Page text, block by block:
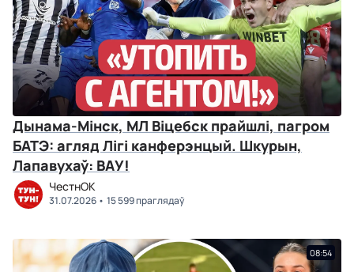
Дынама-Мінск, МЛ Віцебск прайшлі, пагром
БАТЭ: агляд Лігі канферэнцый. Шкурын,
Лапавухаў: ВАУ!
ЧестнОК
31.07.2026 15 599 праглядаў
08:54